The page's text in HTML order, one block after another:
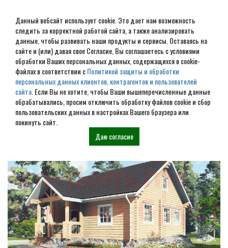
Данный вебсайт использует cookie. Это дает нам возможность
следить за корректной работой сайта, а также анализировать
данные, чтобы развивать наши продукты и сервисы. Оставаясь на
сайте и (или) давая свое Согласие, Вы соглашаетесь с условиями
обработки Ваших персональных данных, содержащихся в cookie-
файлах в соответствии сПолитикой защиты и обработки
персональных данных клиентов, контрагентов и пользователей
сайта . Если Вы не хотите, чтобы Ваши вышеперечисленные данные
обрабатывались, просим отключить обработку файлов cookie и сбор
пользовательских данных в настройках Вашего браузера или
покинуть сайт.
Даю согласие
Дом из бревна под ключ в
Боре
Наши проекты